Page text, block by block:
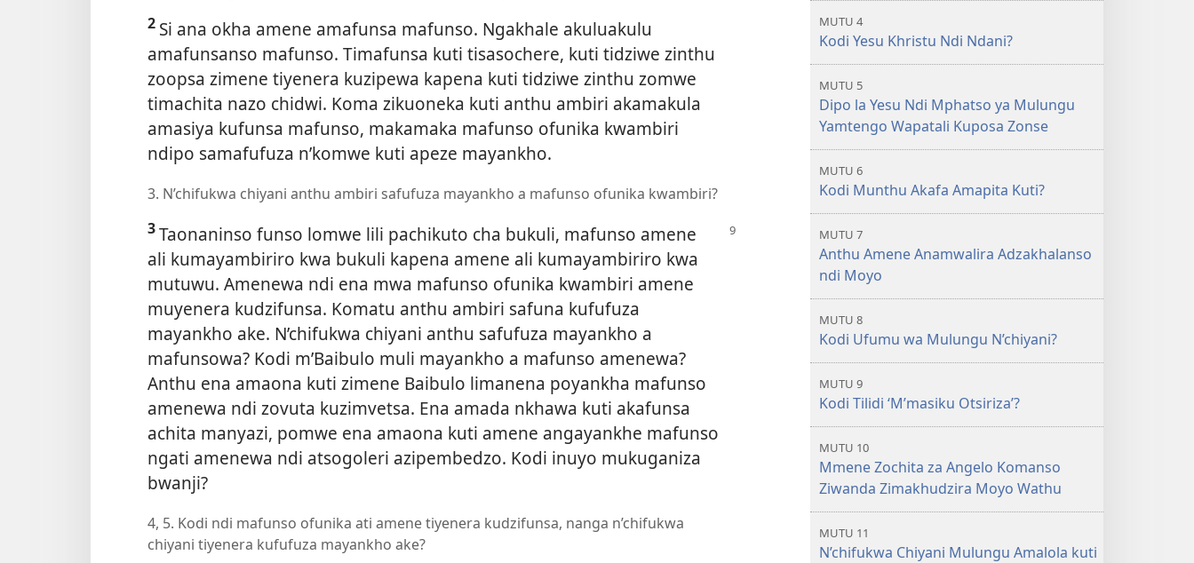
2 Si ana okha amene amafunsa mafunso. Ngakhale akuluakulu
amafunsanso mafunso. Timafunsa kuti tisasochere, kuti tidziwe zinthu
zoopsa zimene tiyenera kuzipewa kapena kuti tidziwe zinthu zomwe
timachita nazo chidwi. Koma zikuoneka kuti anthu ambiri akamakula
amasiya kufunsa mafunso, makamaka mafunso ofunika kwambiri
ndipo samafufuza n’komwe kuti apeze mayankho.
3. N’chifukwa chiyani anthu ambiri safufuza mayankho a mafunso ofunika kwambiri?
3Taonaninso funso lomwe lili pachikuto cha bukuli, mafunso amene
ali kumayambiriro kwa bukuli kapena amene ali kumayambiriro kwa
mutuwu. Amenewa ndi ena mwa mafunso ofunika kwambiri amene
muyenera kudzifunsa. Komatu anthu ambiri safuna kufufuza
mayankho ake. N’chifukwa chiyani anthu safufuza mayankho a
mafunsowa? Kodi m’Baibulo muli mayankho a mafunso amenewa?
Anthu ena amaona kuti zimene Baibulo limanena poyankha mafunso
amenewa ndi zovuta kuzimvetsa. Ena amada nkhawa kuti akafunsa
achita manyazi, pomwe ena amaona kuti amene angayankhe mafunso
ngati amenewa ndi atsogoleri azipembedzo. Kodi inuyo mukuganiza
bwanji?
4, 5. Kodi ndi mafunso ofunika ati amene tiyenera kudzifunsa, nanga n’chifukwa
chiyani tiyenera kufufuza mayankho ake?
MUTU 4
Kodi Yesu Khristu Ndi Ndani?
MUTU 5
Dipo la Yesu Ndi Mphatso ya Mulungu
Yamtengo Wapatali Kuposa Zonse
MUTU 6
Kodi Munthu Akafa Amapita Kuti?
MUTU 7
Anthu Amene Anamwalira Adzakhalanso
ndi Moyo
MUTU 8
Kodi Ufumu wa Mulungu N’chiyani?
MUTU 9
Kodi Tilidi ‘M’masiku Otsiriza’?
MUTU 10
Mmene Zochita za Angelo Komanso
Ziwanda Zimakhudzira Moyo Wathu
MUTU 11
N’chifukwa Chiyani Mulungu Amalola kuti